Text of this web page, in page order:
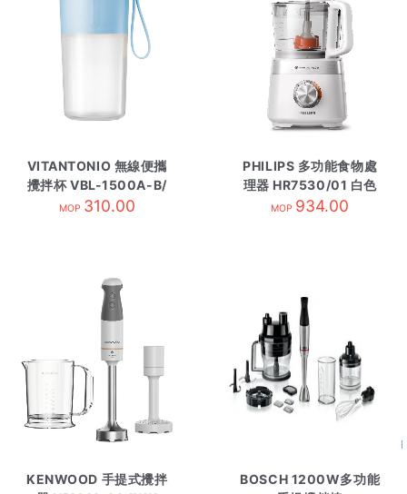
VITANTONIO 無線便攜
攪拌杯 VBL-1500A-B/
藍色
MOP 310.00
PHILIPS 多功能食物處
理器 HR7530/01 白色
MOP 934.00
KENWOOD 手提式攪拌
BOSCH 1200W多功能